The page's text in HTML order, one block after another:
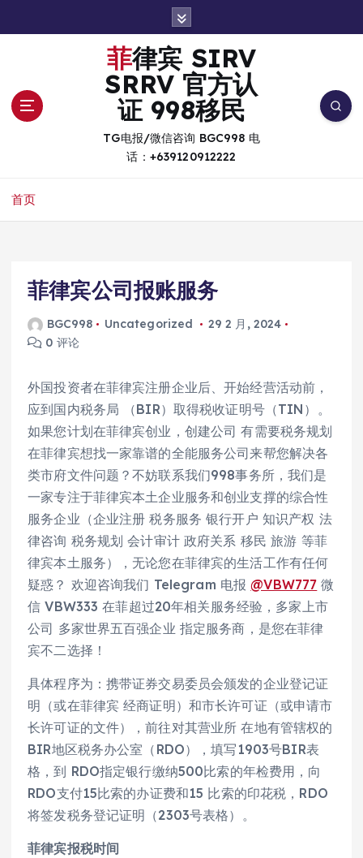
菲律宾 SIRV
SRRV 官方认
证 998移民
TG电报/微信咨询 BGC998 电
话：+639120912222
首页
菲律宾公司报账服务
BGC998 Uncategorized
29 2 月, 2024
0 评论
外国投资者在菲律宾注册企业后、开始经营活动前，
应到国内税务局 （BIR）取得税收证明号（TIN）。
如果您计划在菲律宾创业，创建公司 有需要税务规划
在菲律宾想找一家靠谱的全能服务公司来帮您解决各
类市府文件问题？不妨联系我们998事务所，我们是
一家专注于菲律宾本土企业服务和创业支撑的综合性
服务企业（企业注册 税务服务 银行开户 知识产权 法
律咨询 税务规划 会计审计 政府关系 移民 旅游 等菲
律宾本土服务），无论您在菲律宾的生活工作有任何
疑惑？ 欢迎咨询我们 Telegram 电报@VBW777 微
信 VBW333 在菲超过20年相关服务经验，多家上市
公司 多家世界五百强企业 指定服务商，是您在菲律
宾不二选择！
具体程序为：携带证券交易委员会颁发的企业登记证
明（或在菲律宾 经商证明）和市长许可证（或申请市
长许可证的文件），前往对其营业所 在地有管辖权的
BIR地区税务办公室（RDO），填写1903号BIR表
格，到 RDO指定银行缴纳500比索的年检费用，向
RDO支付15比索的办证费和15 比索的印花税，RDO
将签发税务登记证明（2303号表格）。
菲律宾报税时间